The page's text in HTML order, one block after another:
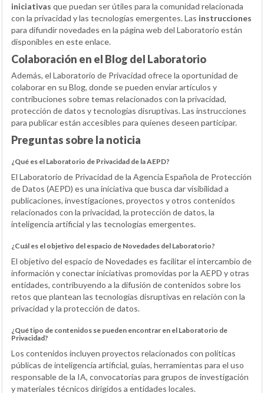
iniciativas que puedan ser útiles para la comunidad relacionada
con la privacidad y las tecnologías emergentes. Las instrucciones
para difundir novedades en la página web del Laboratorio están
disponibles en este enlace.
Colaboración en el Blog del Laboratorio
Además, el Laboratorio de Privacidad ofrece la oportunidad de
colaborar en su Blog, donde se pueden enviar artículos y
contribuciones sobre temas relacionados con la privacidad,
protección de datos y tecnologías disruptivas. Las instrucciones
para publicar están accesibles para quienes deseen participar.
Preguntas sobre la noticia
¿Qué es el Laboratorio de Privacidad de la AEPD?
El Laboratorio de Privacidad de la Agencia Española de Protección
de Datos (AEPD) es una iniciativa que busca dar visibilidad a
publicaciones, investigaciones, proyectos y otros contenidos
relacionados con la privacidad, la protección de datos, la
inteligencia artificial y las tecnologías emergentes.
¿Cuál es el objetivo del espacio de Novedades del Laboratorio?
El objetivo del espacio de Novedades es facilitar el intercambio de
información y conectar iniciativas promovidas por la AEPD y otras
entidades, contribuyendo a la difusión de contenidos sobre los
retos que plantean las tecnologías disruptivas en relación con la
privacidad y la protección de datos.
¿Qué tipo de contenidos se pueden encontrar en el Laboratorio de
Privacidad?
Los contenidos incluyen proyectos relacionados con políticas
públicas de inteligencia artificial, guías, herramientas para el uso
responsable de la IA, convocatorias para grupos de investigación
y materiales técnicos dirigidos a entidades locales.